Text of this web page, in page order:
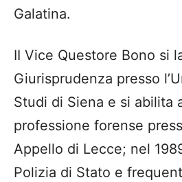
Galatina.
II Vice Questore Bono si
Giurisprudenza presso
Studi di Siena e si abilita
professione forense
Appello di Lecce; nel
Polizia di Stato e